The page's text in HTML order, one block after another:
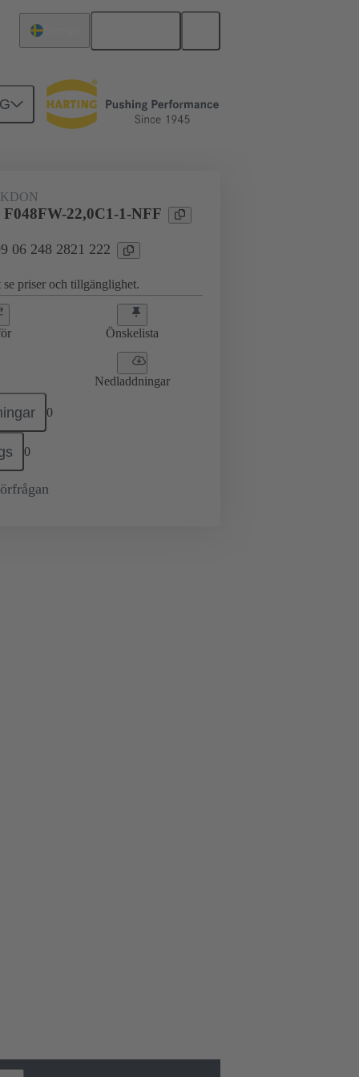
22,0C1-1-NFF
06 248 2821 222
priser och tillgänglighet.
Önskelista
Nedladdningar
0
0